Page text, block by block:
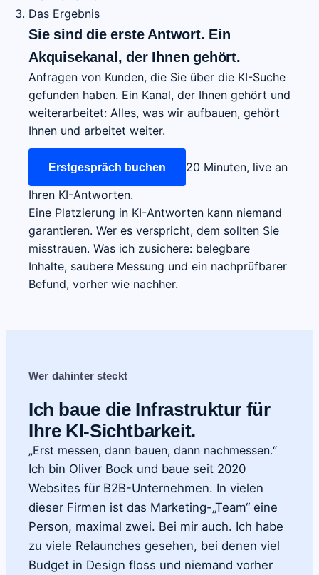
Das Ergebnis
Sie sind die erste Antwort. Ein
Akquisekanal, der Ihnen gehört.
Anfragen von Kunden, die Sie über die KI-Suche
gefunden haben. Ein Kanal, der Ihnen gehört und
weiterarbeitet: Alles, was wir aufbauen, gehört
Ihnen und arbeitet weiter.
Erstgespräch buchen
20 Minuten, live an
Ihren KI-Antworten.
Eine Platzierung in KI-Antworten kann niemand
garantieren. Wer es verspricht, dem sollten Sie
misstrauen. Was ich zusichere: belegbare
Inhalte, saubere Messung und ein nachprüfbarer
Befund, vorher wie nachher.
Wer dahinter steckt
Ich baue die Infrastruktur für
Ihre KI-Sichtbarkeit.
„Erst messen, dann bauen, dann nachmessen.“
Ich bin Oliver Bock und baue seit 2020
Websites für B2B-Unternehmen. In vielen
dieser Firmen ist das Marketing-„Team“ eine
Person, maximal zwei. Bei mir auch. Ich habe
zu viele Relaunches gesehen, bei denen viel
Budget in Design floss und niemand vorher